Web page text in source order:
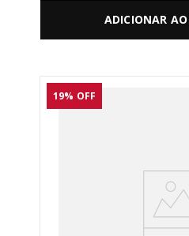
ADICIONAR
19% OFF